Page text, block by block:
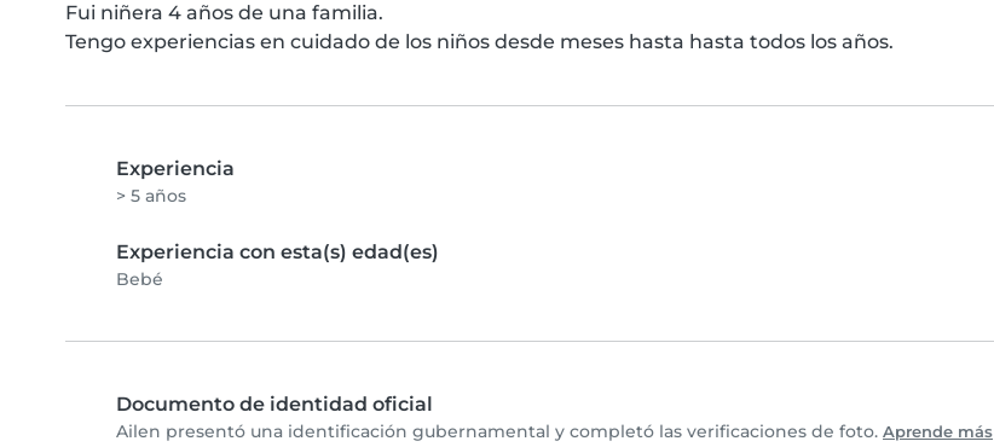
Fui niñera 4 años de una familia.
Tengo experiencias en cuidado de los niños desde meses hasta hasta todos los años.
Experiencia
> 5 años
Experiencia con esta(s) edad(es)
Bebé
Documento de identidad oficial
Ailen presentó una identificación gubernamental y completó las verificaciones de foto. Aprende más